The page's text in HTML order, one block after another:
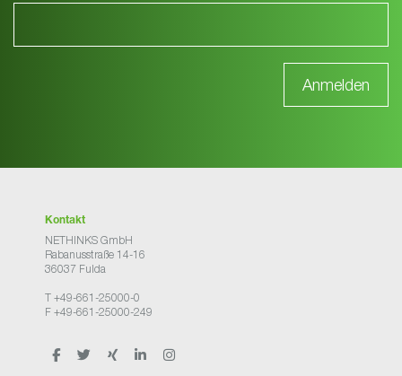
Kontakt
NETHINKS GmbH
Rabanusstraße 14-16
36037 Fulda
T +49-661-25000-0
F +49-661-25000-249